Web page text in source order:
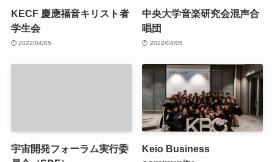
KECF 慶應福音キリスト者
学生会
2022/04/05
中央大学音楽研究会混声合
唱団
2022/04/05
宇宙開発フォーラム実行委
Keio Business